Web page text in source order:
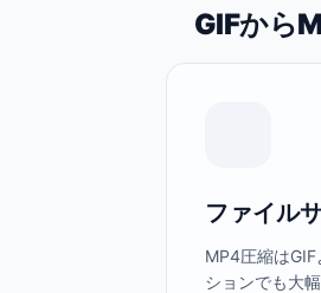
GIFから
ファイル
MP4圧縮は
ションでも大